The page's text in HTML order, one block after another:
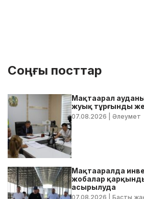
Соңғы посттар
Мақтаарал
жуық тұрғынды
07.08.2026 | Әлеумет
Мақтааралда
жобалар
асырылуда
07.08.2026 | Басты